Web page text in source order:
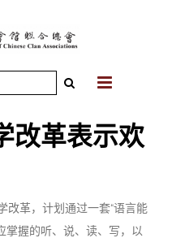
改革表示欢
改革，计划通过一套“语言能
掌握的听、说、读、写，以